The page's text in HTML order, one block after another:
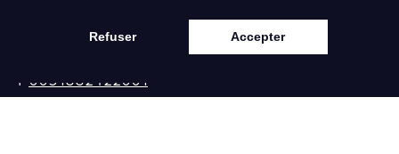
Refuser Accepter
T
0031882422001
Contact